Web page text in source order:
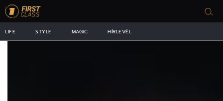
LIFE STYLE MAGIC HÍRLEVÉL